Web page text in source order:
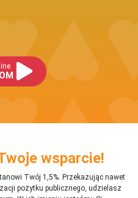
wsparcie!
Twój 1,5%. Przekazując nawet
pożytku publicznego, udzielasz